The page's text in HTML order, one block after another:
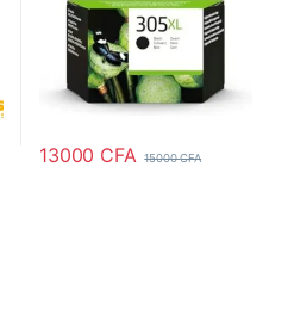
13000 CFA 15000CFA